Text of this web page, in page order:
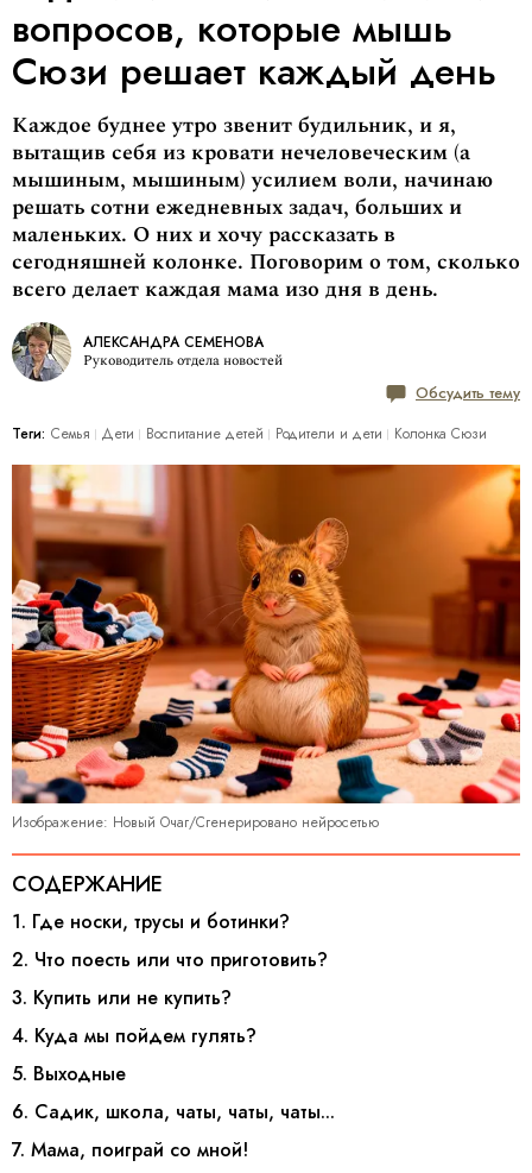
вопросов, которые мышь
Сюзи решает каждый день
Каждое буднее утро звенит будильник, и я,
вытащив себя из кровати нечеловеческим (а
мышиным, мышиным) усилием воли, начинаю
решать сотни ежедневных задач, больших и
маленьких. О них и хочу рассказать в
сегодняшней колонке. Поговорим о том, сколько
всего делает каждая мама изо дня в день.
АЛЕКСАНДРА СЕМЕНОВА
Руководитель отдела новостей
Обсудить тему
Теги: Семья Дети Воспитание детей Родители и дети Колонка Сюзи
Изображение: Новый Очаг/Сгенерировано нейросетью
СОДЕРЖАНИЕ
1. Где носки, трусы и ботинки?
2. Что поесть или что приготовить?
3. Купить или не купить?
4. Куда мы пойдем гулять?
5. Выходные
6. Садик, школа, чаты, чаты, чаты...
7. Мама, поиграй со мной!